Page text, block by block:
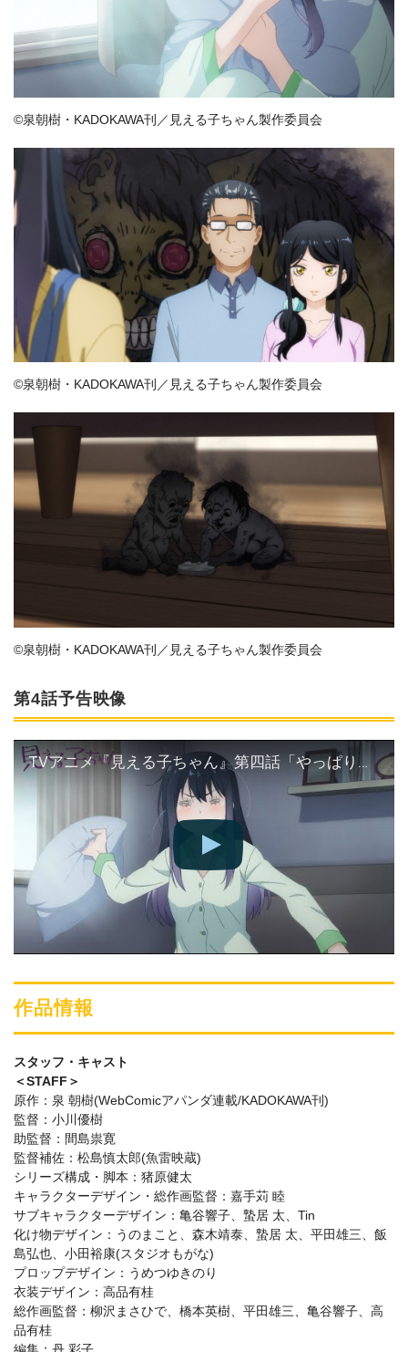
©泉朝樹・KADOKAWA刊／見える子ちゃん製作委員会
©泉朝樹・KADOKAWA刊／見える子ちゃん製作委員会
©泉朝樹・KADOKAWA刊／見える子ちゃん製作委員会
第4話予告映像
TVアニメ『見える子ちゃん』第四話「やっぱり見える」予告動画
作品情報
スタッフ・キャスト
＜STAFF＞
原作：泉 朝樹(WebComicアパンダ連載/KADOKAWA刊)
監督：小川優樹
助監督：間島祟寛
監督補佐：松島慎太郎(魚雷映蔵)
シリーズ構成・脚本：猪原健太
キャラクターデザイン・総作画監督：嘉手苅 睦
サブキャラクターデザイン：亀谷響子、蟄居 太、Tin
化け物デザイン：うのまこと、森木靖泰、蟄居 太、平田雄三、飯
島弘也、小田裕康(スタジオもがな)
プロップデザイン：うめつゆきのり
衣装デザイン：高品有桂
総作画監督：柳沢まさひで、橋本英樹、平田雄三、亀谷響子、高
品有桂
編集：丹 彩子